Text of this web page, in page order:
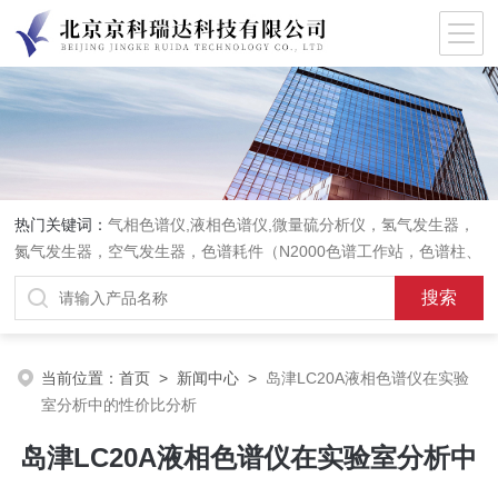
热门关键词：气相色谱仪,液相色谱仪,微量硫分析仪，氢气发生器，
氮气发生器，空气发生器，色谱耗件（N2000色谱工作站，色谱柱、
阀件、进样器、色谱担体），顶空进样器，热解析仪，紫外分光光度
计，原子吸收分光光度计，傅立叶红外光谱仪，分析天平等常规实验
当前位置：首页 > 新闻中心 > 岛津LC20A液相色谱仪在实验
室分析中的性价比分析
岛津LC20A液相色谱仪在实验室分析中